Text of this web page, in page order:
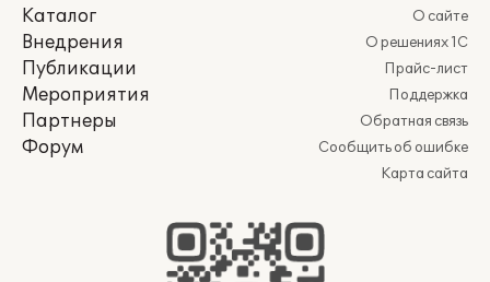
Каталог
Внедрения
Публикации
Мероприятия
Партнеры
Форум
О сайте
О решениях 1С
Прайс-лист
Поддержка
Обратная связь
Сообщить об ошибке
Карта сайта